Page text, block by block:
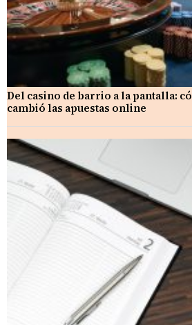
Del casino de barrio a la pantalla:
cambió las apuestas online